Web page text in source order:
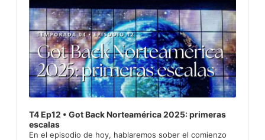
T4 Ep12 • Got Back Norteamérica 2025: primeras
escalas
En el episodio de hoy, hablaremos sober el comienzo